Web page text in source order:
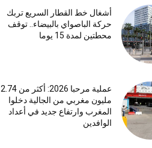
أشغال خط القطار السريع تربك
حركة الباصواي بالبيضاء.. توقف
محطتين لمدة 15 يوما
عملية مرحبا 2026: أكثر من 2.74
مليون مغربي من الجالية دخلوا
المغرب وارتفاع جديد في أعداد
الوافدين